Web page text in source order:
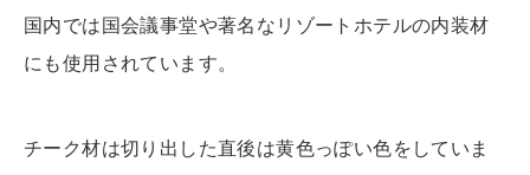
国内では国会議事堂や著名なリゾートホテルの内装材
にも使用されています。
チーク材は切り出した直後は黄色っぽい色をしていま